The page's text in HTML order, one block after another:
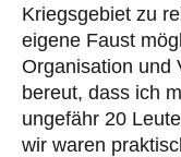
Kriegsgebiet zu
eigene Faust
Organisation und
bereut, dass ich
ungefähr 20
wir waren